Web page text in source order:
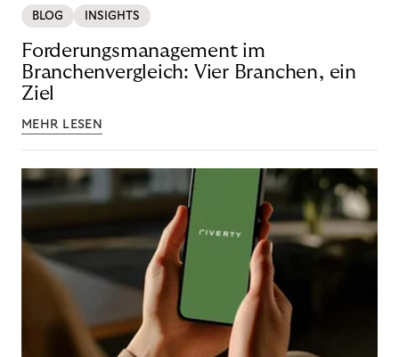
BLOG INSIGHTS
Forderungsmanagement im
Branchenvergleich: Vier Branchen, ein
Ziel
MEHR LESEN